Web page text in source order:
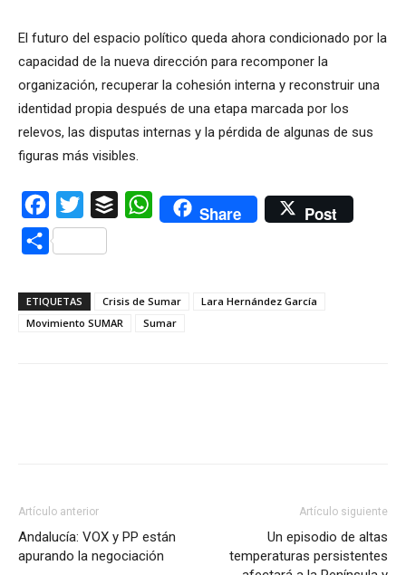
El futuro del espacio político queda ahora condicionado por la
capacidad de la nueva dirección para recomponer la
organización, recuperar la cohesión interna y reconstruir una
identidad propia después de una etapa marcada por los
relevos, las disputas internas y la pérdida de algunas de sus
figuras más visibles.
Facebook
Twitter Buffer WhatsAppShare Post
Compartir
ETIQUETAS Crisis de Sumar
Lara Hernández García
Movimiento SUMAR
Sumar
Artículo anterior
Andalucía: VOX y PP están
apurando la negociación
Artículo siguiente
Un episodio de altas
temperaturas persistentes